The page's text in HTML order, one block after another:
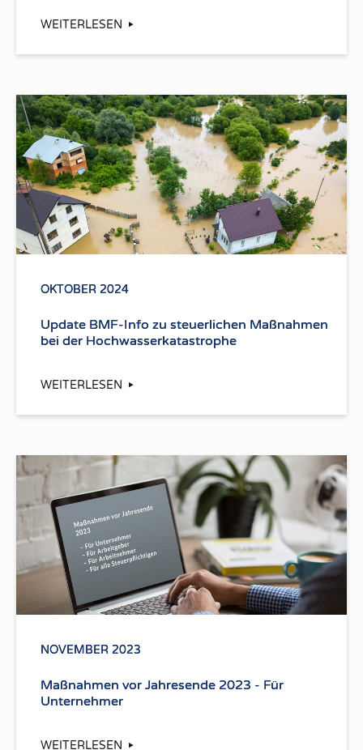
WEITERLESEN
OKTOBER 2024
Update BMF-Info zu steuerlichen Maßnahmen
bei der Hochwasserkatastrophe
WEITERLESEN
NOVEMBER 2023
Maßnahmen vor Jahresende 2023 - Für
Unternehmer
WEITERLESEN